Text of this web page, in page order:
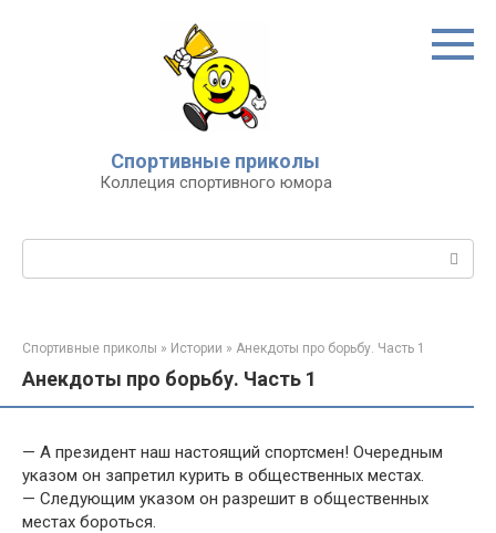
Спортивные приколы
Коллеция спортивного юмора
Спортивные приколы » Истории » Анекдоты про борьбу. Часть 1
Анекдоты про борьбу. Часть 1
— А президент наш настоящий спортсмен! Очередным
указом он запретил курить в общественных местах.
— Следующим указом он разрешит в общественных
местах бороться.